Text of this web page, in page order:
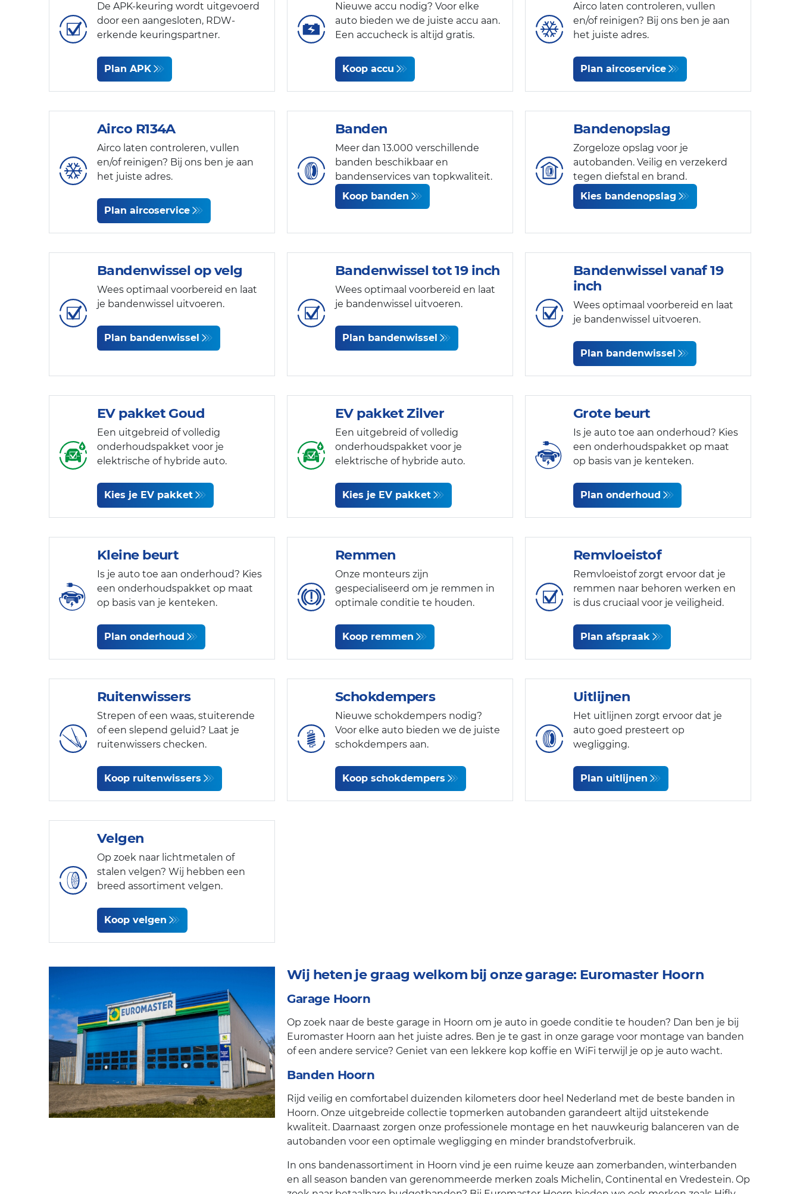
De APK-keuring wordt uitgevoerd
door een aangesloten, RDW-
erkende keuringspartner.
Plan APK
Nieuwe accu nodig? Voor elke
auto bieden we de juiste accu aan.
Een accucheck is altijd gratis.
Koop accu
Airco laten controleren, vullen
en/of reinigen? Bij ons ben je aan
het juiste adres.
Plan aircoservice
Airco R134A
Airco laten controleren, vullen
en/of reinigen? Bij ons ben je aan
het juiste adres.
Plan aircoservice
Banden
Meer dan 13.000 verschillende
banden beschikbaar en
bandenservices van topkwaliteit.
Koop banden
Bandenopslag
Zorgeloze opslag voor je
autobanden. Veilig en verzekerd
tegen diefstal en brand.
Kies bandenopslag
Bandenwissel op velg
Wees optimaal voorbereid en laat
je bandenwissel uitvoeren.
Plan bandenwissel
Bandenwissel tot 19 inch
Wees optimaal voorbereid en laat
je bandenwissel uitvoeren.
Plan bandenwissel
Bandenwissel vanaf 19
inch
Wees optimaal voorbereid en laat
je bandenwissel uitvoeren.
Plan bandenwissel
EV pakket Goud
Een uitgebreid of volledig
onderhoudspakket voor je
elektrische of hybride auto.
Kies je EV pakket
EV pakket Zilver
Een uitgebreid of volledig
onderhoudspakket voor je
elektrische of hybride auto.
Kies je EV pakket
Grote beurt
Is je auto toe aan onderhoud? Kies
een onderhoudspakket op maat
op basis van je kenteken.
Plan onderhoud
Kleine beurt
Is je auto toe aan onderhoud? Kies
een onderhoudspakket op maat
op basis van je kenteken.
Plan onderhoud
Remmen
Onze monteurs zijn
gespecialiseerd om je remmen in
optimale conditie te houden.
Koop remmen
Remvloeistof
Remvloeistof zorgt ervoor dat je
remmen naar behoren werken en
is dus cruciaal voor je veiligheid.
Plan afspraak
Ruitenwissers
Strepen of een waas, stuiterende
of een slepend geluid? Laat je
ruitenwissers checken.
Koop ruitenwissers
Schokdempers
Nieuwe schokdempers nodig?
Voor elke auto bieden we de juiste
schokdempers aan.
Koop schokdempers
Uitlijnen
Het uitlijnen zorgt ervoor dat je
auto goed presteert op
wegligging.
Plan uitlijnen
Velgen
Op zoek naar lichtmetalen of
stalen velgen? Wij hebben een
breed assortiment velgen.
Koop velgen
Wij heten je graag welkom bij onze garage: Euromaster Hoorn
Garage Hoorn
Op zoek naar de beste garage in Hoorn om je auto in goede conditie te houden? Dan ben je bij
Euromaster Hoorn aan het juiste adres. Ben je te gast in onze garage voor montage van banden
of een andere service? Geniet van een lekkere kop koffie en WiFi terwijl je op je auto wacht.
Banden Hoorn
Rijd veilig en comfortabel duizenden kilometers door heel Nederland met de beste banden in
Hoorn. Onze uitgebreide collectie topmerken autobanden garandeert altijd uitstekende
kwaliteit. Daarnaast zorgen onze professionele montage en het nauwkeurig balanceren van de
autobanden voor een optimale wegligging en minder brandstofverbruik.
In ons bandenassortiment in Hoorn vind je een ruime keuze aan zomerbanden, winterbanden
en all season banden van gerenommeerde merken zoals Michelin, Continental en Vredestein. Op